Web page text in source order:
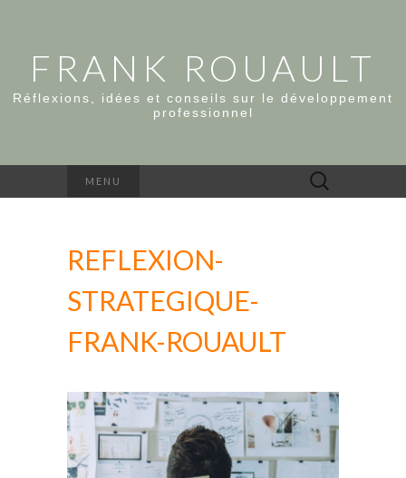
FRANK ROUAULT
Réflexions, idées et conseils sur le développement
professionnel
MENU Rechercher :
REFLEXION-
STRATEGIQUE-
FRANK-ROUAULT